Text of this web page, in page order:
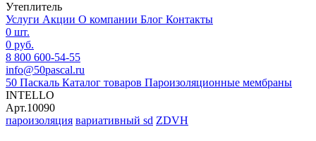
Утеплитель
Услуги Акции О компании Блог Контакты
0 шт.
0 руб.
8 800 600-54-55
info@50pascal.ru
50 Паскаль Каталог товаров Пароизоляционные мембраны
INTELLO
Арт.10090
пароизоляция вариативный sd ZDVH